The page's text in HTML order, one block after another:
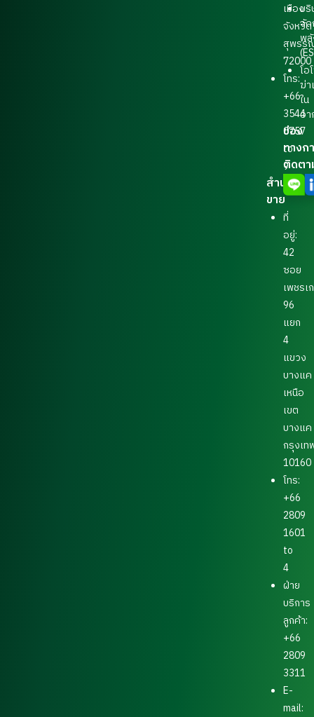
เมือง
จังหวัด
สุพรร
72000
โทร:
+66
3544
0757
to
9
สำนักงาน
ขาย
ที่
อยู่:
42
ซอย
เพชรเ
96
แยก
4
แขวง
บางแค
เหนือ
เขต
บางแค
กรุงเท
10160
โทร:
+66
2809
1601
to
4
ฝ่าย
บริการ
ลูกค้า:
+66
2809
3311
E-
mail:
บริ
จัด
พ
โอ
ฆ่า
ใน
อา
ช่อง
ทางก
ติดต